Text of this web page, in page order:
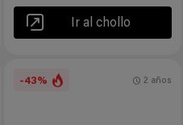
Ir al chollo
-43% 2 años